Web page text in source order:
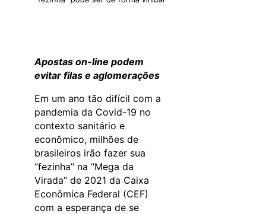
Apostas on-line podem
evitar filas e aglomerações
Em um ano tão difícil com a
pandemia da Covid-19 no
contexto sanitário e
econômico, milhões de
brasileiros irão fazer sua
“fezinha” na “Mega da
Virada” de 2021 da Caixa
Econômica Federal (CEF)
com a esperança de se